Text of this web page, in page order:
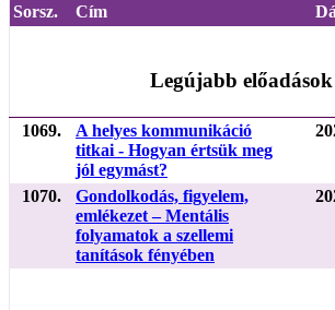
Sorsz. Cím
Legújabb előadások
1069.
A helyes kommunikáció
titkai - Hogyan értsük meg
jól egymást?
1070.
Gondolkodás, figyelem,
emlékezet – Mentális
folyamatok a szellemi
tanítások fényében